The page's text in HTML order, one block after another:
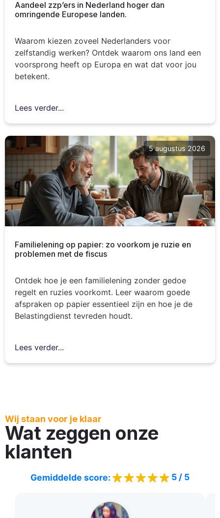
Aandeel zzp’ers in Nederland hoger dan
omringende Europese landen.
Waarom kiezen zoveel Nederlanders voor
zelfstandig werken? Ontdek waarom ons land een
voorsprong heeft op Europa en wat dat voor jou
betekent.
Lees verder...
5 augustus 2026
Familielening op papier: zo voorkom je ruzie en
problemen met de fiscus
Ontdek hoe je een familielening zonder gedoe
regelt en ruzies voorkomt. Leer waarom goede
afspraken op papier essentieel zijn en hoe je de
Belastingdienst tevreden houdt.
Lees verder...
Wij staan voor je klaar
Wat zeggen onze
klanten
Gemiddelde score: 5 / 5